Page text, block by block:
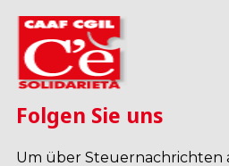
Folgen Sie uns
Um über Steuernachrichten